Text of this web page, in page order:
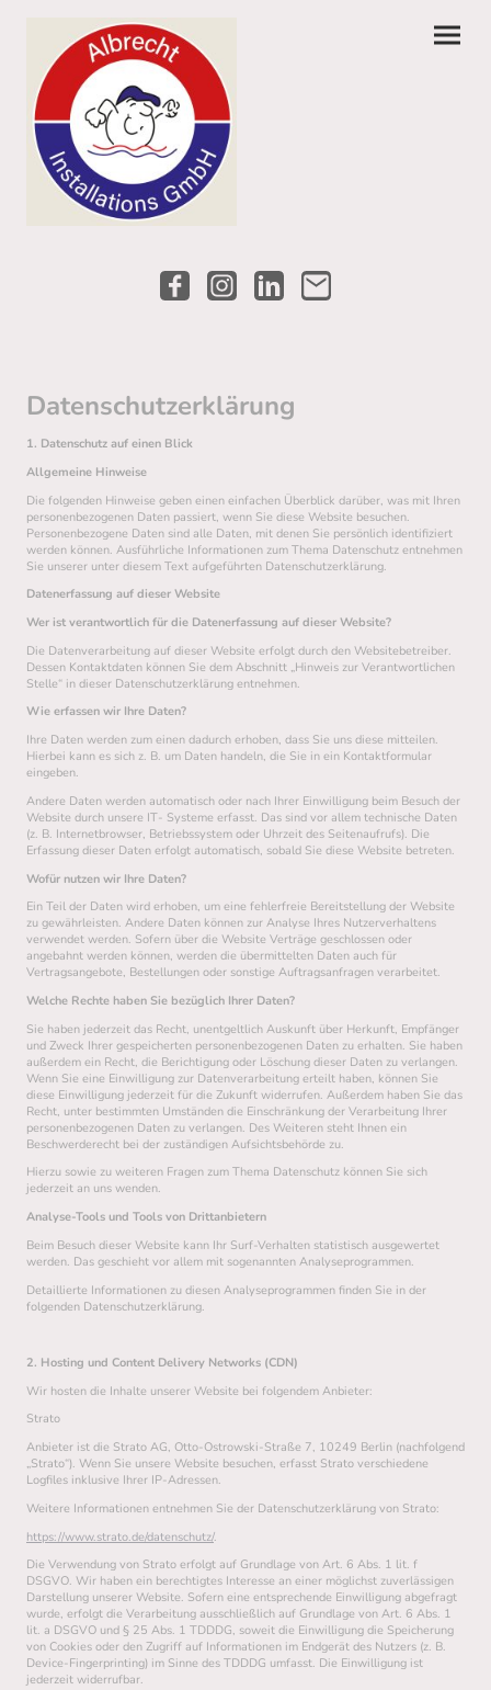
Datenschutzerklärung
1. Datenschutz auf einen Blick
Allgemeine Hinweise
Die folgenden Hinweise geben einen einfachen Überblick darüber, was mit Ihren
personenbezogenen Daten passiert, wenn Sie diese Website besuchen.
Personenbezogene Daten sind alle Daten, mit denen Sie persönlich identifiziert
werden können. Ausführliche Informationen zum Thema Datenschutz entnehmen
Sie unserer unter diesem Text aufgeführten Datenschutzerklärung.
Datenerfassung auf dieser Website
Wer ist verantwortlich für die Datenerfassung auf dieser Website?
Die Datenverarbeitung auf dieser Website erfolgt durch den Websitebetreiber.
Dessen Kontaktdaten können Sie dem Abschnitt „Hinweis zur Verantwortlichen
Stelle“ in dieser Datenschutzerklärung entnehmen.
Wie erfassen wir Ihre Daten?
Ihre Daten werden zum einen dadurch erhoben, dass Sie uns diese mitteilen.
Hierbei kann es sich z. B. um Daten handeln, die Sie in ein Kontaktformular
eingeben.
Andere Daten werden automatisch oder nach Ihrer Einwilligung beim Besuch der
Website durch unsere IT- Systeme erfasst. Das sind vor allem technische Daten
(z. B. Internetbrowser, Betriebssystem oder Uhrzeit des Seitenaufrufs). Die
Erfassung dieser Daten erfolgt automatisch, sobald Sie diese Website betreten.
Wofür nutzen wir Ihre Daten?
Ein Teil der Daten wird erhoben, um eine fehlerfreie Bereitstellung der Website
zu gewährleisten. Andere Daten können zur Analyse Ihres Nutzerverhaltens
verwendet werden. Sofern über die Website Verträge geschlossen oder
angebahnt werden können, werden die übermittelten Daten auch für
Vertragsangebote, Bestellungen oder sonstige Auftragsanfragen verarbeitet.
Welche Rechte haben Sie bezüglich Ihrer Daten?
Sie haben jederzeit das Recht, unentgeltlich Auskunft über Herkunft, Empfänger
und Zweck Ihrer gespeicherten personenbezogenen Daten zu erhalten. Sie haben
außerdem ein Recht, die Berichtigung oder Löschung dieser Daten zu verlangen.
Wenn Sie eine Einwilligung zur Datenverarbeitung erteilt haben, können Sie
diese Einwilligung jederzeit für die Zukunft widerrufen. Außerdem haben Sie das
Recht, unter bestimmten Umständen die Einschränkung der Verarbeitung Ihrer
personenbezogenen Daten zu verlangen. Des Weiteren steht Ihnen ein
Beschwerderecht bei der zuständigen Aufsichtsbehörde zu.
Hierzu sowie zu weiteren Fragen zum Thema Datenschutz können Sie sich
jederzeit an uns wenden.
Analyse-Tools und Tools von Drittanbietern
Beim Besuch dieser Website kann Ihr Surf-Verhalten statistisch ausgewertet
werden. Das geschieht vor allem mit sogenannten Analyseprogrammen.
Detaillierte Informationen zu diesen Analyseprogrammen finden Sie in der
folgenden Datenschutzerklärung.
2. Hosting und Content Delivery Networks (CDN)
Wir hosten die Inhalte unserer Website bei folgendem Anbieter:
Strato
Anbieter ist die Strato AG, Otto-Ostrowski-Straße 7, 10249 Berlin (nachfolgend
„Strato“). Wenn Sie unsere Website besuchen, erfasst Strato verschiedene
Logfiles inklusive Ihrer IP-Adressen.
Weitere Informationen entnehmen Sie der Datenschutzerklärung von Strato:
https://www.strato.de/datenschutz/.
Die Verwendung von Strato erfolgt auf Grundlage von Art. 6 Abs. 1 lit. f
DSGVO. Wir haben ein berechtigtes Interesse an einer möglichst zuverlässigen
Darstellung unserer Website. Sofern eine entsprechende Einwilligung abgefragt
wurde, erfolgt die Verarbeitung ausschließlich auf Grundlage von Art. 6 Abs. 1
lit. a DSGVO und § 25 Abs. 1 TDDDG, soweit die Einwilligung die Speicherung
von Cookies oder den Zugriff auf Informationen im Endgerät des Nutzers (z. B.
Device-Fingerprinting) im Sinne des TDDDG umfasst. Die Einwilligung ist
jederzeit widerrufbar.